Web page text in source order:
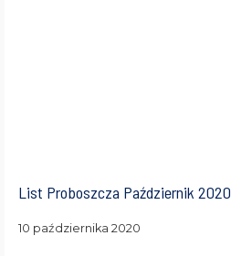
List Proboszcza Październik 2020
10 października 2020